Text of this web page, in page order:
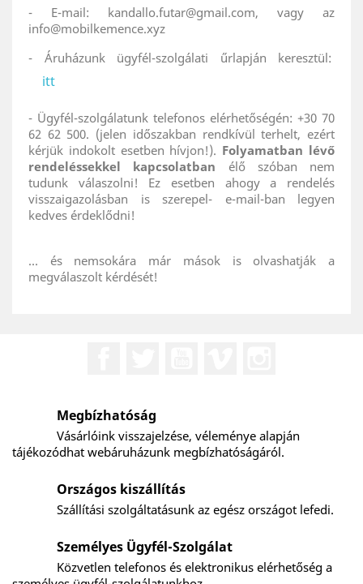
- E-mail: kandallo.futar@gmail.com, vagy az
info@mobilkemence.xyz
- Áruházunk ügyfél-szolgálati űrlapján keresztül:
itt
- Ügyfél-szolgálatunk telefonos elérhetőségén: +30 70
62 62 500. (jelen időszakban rendkívül terhelt, ezért
kérjük indokolt esetben hívjon!). Folyamatban lévő
rendeléssekkel kapcsolatban élő szóban nem
tudunk válaszolni! Ez esetben ahogy a rendelés
visszaigazolásban is szerepel- e-mail-ban legyen
kedves érdeklődni!
... és nemsokára már mások is olvashatják a
megválaszolt kérdését!
Megbízhatóság
Vásárlóink visszajelzése, véleménye alapján
tájékozódhat webáruházunk megbízhatóságáról.
Országos kiszállítás
Szállítási szolgáltatásunk az egész országot lefedi.
Személyes Ügyfél-Szolgálat
Közvetlen telefonos és elektronikus elérhetőség a